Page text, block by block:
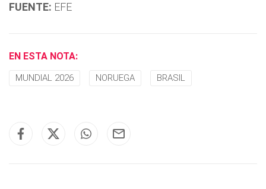
FUENTE: EFE
EN ESTA NOTA:
MUNDIAL 2026 NORUEGA BRASIL